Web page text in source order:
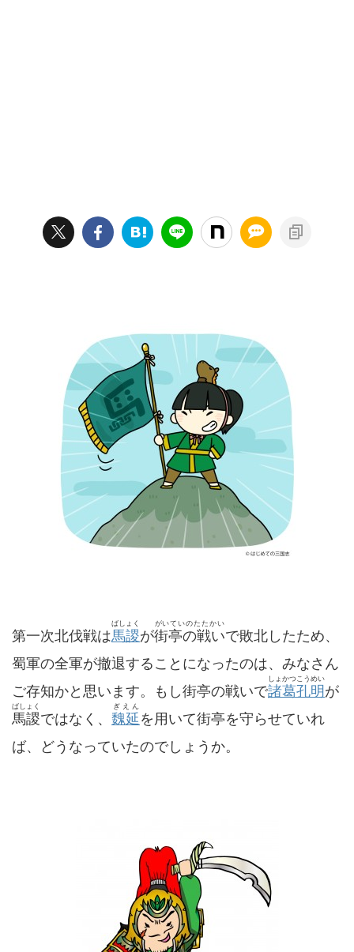
第一次北伐戦は馬謖
ばしょく
が街亭の戦い
がいていのたたかい
で敗北したため、
蜀軍の全軍が撤退することになったのは、みなさん
ご存知かと思います。もし街亭の戦いで諸葛孔明
しょかつこうめい
が
馬謖
ばしょく
ではなく、 魏延
ぎえん
を用いて街亭を守らせていれ
ば、どうなっていたのでしょうか。